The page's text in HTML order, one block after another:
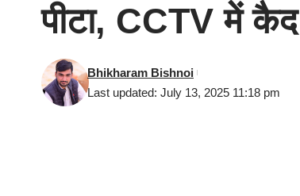
पीटा, CCTV में कैद
Last updated: July 13, 2025 11:18 pm
Bhikharam Bishnoi